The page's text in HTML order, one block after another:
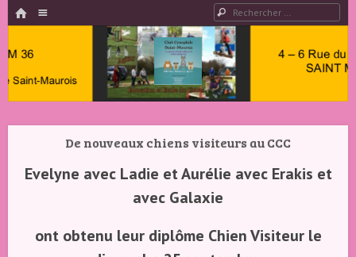
HOME Rechercher
Club
Cynophile
Saint
Maurois –
Indre 36
De nouveaux chiens visiteurs au CCC
Evelyne avec Ladie et Aurélie avec Erakis et
avec Galaxie
ont obtenu leur diplôme Chien Visiteur le